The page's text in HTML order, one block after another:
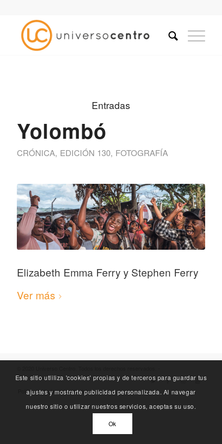
Entradas
Yolombó
CRÓNICA, EDICIÓN 130, FOTOGRAFÍA
Elizabeth Emma Ferry y Stephen Ferry
Ver más
Política de tratamiento de datos
Este sitio utliliza 'cookies' propias y de terceros para guardar tus
ajustes y mostrarte publicidad personalizada. Al navegar
nuestro sitio o utilizar nuestros servicios, aceptas su uso.
Ok